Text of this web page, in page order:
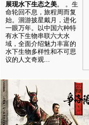
展现水下生态之美。 。生
命轮回不息，旅程周而复
始。洄游披星戴月，进化
一眼万年。以中国六种特
有水下生物串联六大水
域，全面介绍魅力丰富的
水下生物多样性和不可思
议的人文奇观...